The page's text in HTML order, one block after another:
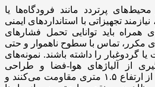
پرتردد مانند فرودگاه‌ها یا
تجهیزاتی با استانداردهای ایمنی
همراه باید توانایی تحمل فشارهای
مکرر، تماس با سطوح ناهموار و حتی
گردوغبار را داشته باشند. نمونه‌های
از آلیاژهای هوا-فضا و طراحی
چندلایه، هم در برابر سقوط از ارتفاع ۱.۵ متری مقاومت می‌کنند و